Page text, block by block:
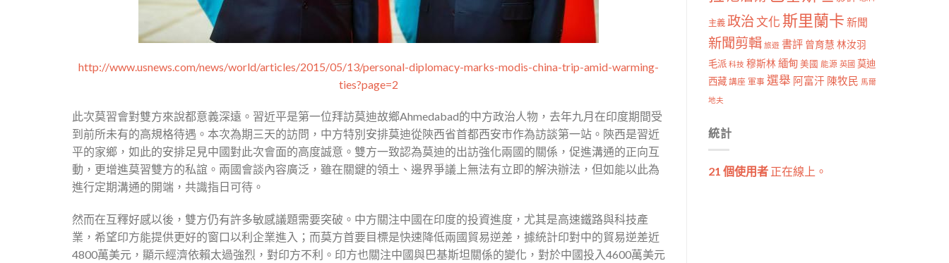
http://www.usnews.com/news/world/articles/2015/05/13/personal-diplomacy-marks-modis-china-trip-amid-warming-
ties?page=2
此次莫習會對雙方來說都意義深遠。習近平是第一位拜訪莫迪故鄉Ahmedabad的中方政治人物，去年九月在印度期間受
到前所未有的高規格待遇。本次為期三天的訪問，中方特別安排莫迪從陝西省首都西安市作為訪談第一站。陝西是習近
平的家鄉，如此的安排足見中國對此次會面的高度誠意。雙方一致認為莫迪的出訪強化兩國的關係，促進溝通的正向互
動，更增進莫習雙方的私誼。兩國會談內容廣泛，雖在關鍵的領土、邊界爭議上無法有立即的解決辦法，但如能以此為
進行定期溝通的開端，共識指日可待。
然而在互釋好感以後，雙方仍有許多敏感議題需要突破。中方關注中國在印度的投資進度，尤其是高速鐵路與科技產
業，希望印方能提供更好的窗口以利企業進入；而莫方首要目標是快速降低兩國貿易逆差，據統計印對中的貿易逆差近
4800萬美元，顯示經濟依賴太過強烈，對印方不利。印方也關注中國與巴基斯坦關係的變化，對於中國投入4600萬美元
主義 政治文化斯里蘭卡 新聞
新聞剪輯 旅遊 書評 曾育慧 林汝羽
毛派 科技 穆斯林 緬甸 美國 能源 英國 莫迪
西藏 講座 軍事 選舉 阿富汗 陳牧民 馬爾
地夫
統計
21 個使用者 正在線上。